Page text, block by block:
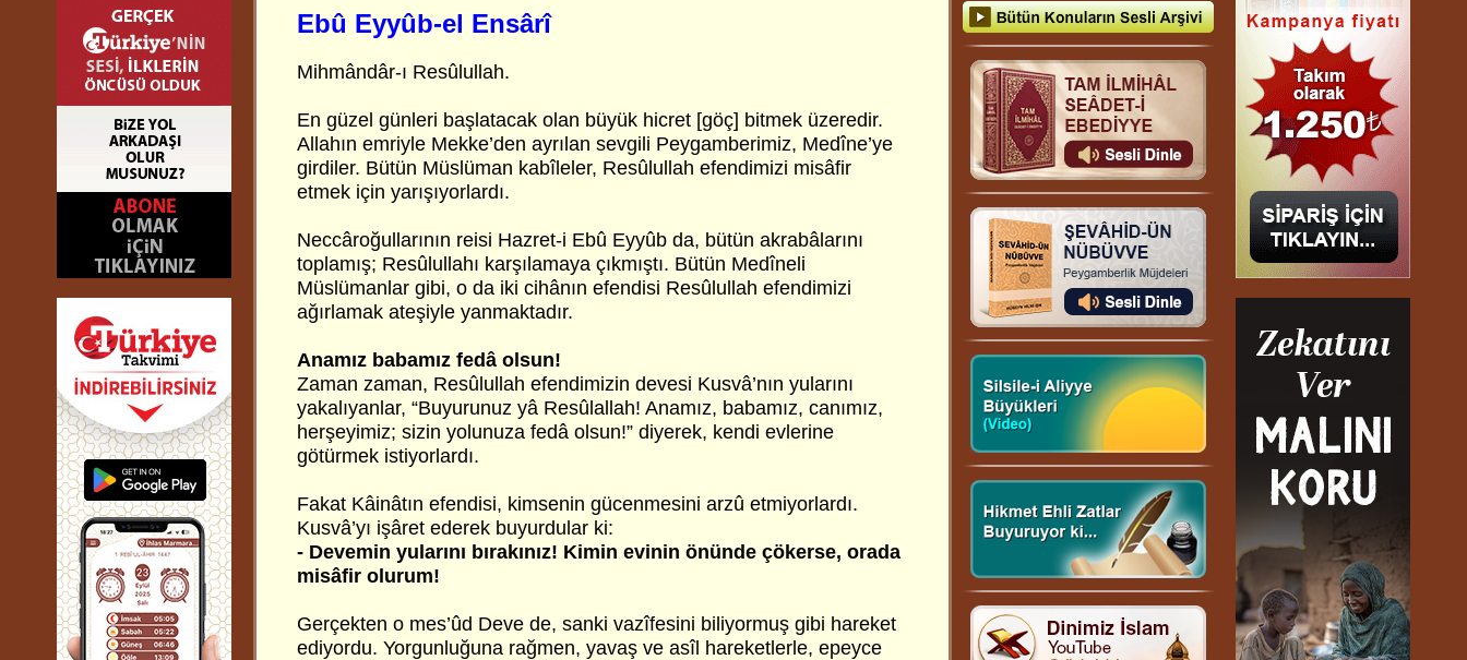
Ebû Eyyûb-el Ensârî
Mihmândâr-ı Resûlullah.
En güzel günleri başlatacak olan büyük hicret [göç] bitmek üzeredir.
Allahın emriyle Mekke’den ayrılan sevgili Peygamberimiz, Medîne’ye
girdiler. Bütün Müslüman kabîleler, Resûlullah efendimizi misâfir
etmek için yarışıyorlardı.
Neccâroğullarının reisi Hazret-i Ebû Eyyûb da, bütün akrabâlarını
toplamış; Resûlullahı karşılamaya çıkmıştı. Bütün Medîneli
Müslümanlar gibi, o da iki cihânın efendisi Resûlullah efendimizi
ağırlamak ateşiyle yanmaktadır.
Anamız babamız fedâ olsun!
Zaman zaman, Resûlullah efendimizin devesi Kusvâ’nın yularını
yakalıyanlar, “Buyurunuz yâ Resûlallah! Anamız, babamız, canımız,
herşeyimiz; sizin yolunuza fedâ olsun!” diyerek, kendi evlerine
götürmek istiyorlardı.
Fakat Kâinâtın efendisi, kimsenin gücenmesini arzû etmiyorlardı.
Kusvâ’yı işâret ederek buyurdular ki:
- Devemin yularını bırakınız! Kimin evinin önünde çökerse, orada
misâfir olurum!
Gerçekten o mes’ûd Deve de, sanki vazîfesini biliyormuş gibi hareket
ediyordu. Yorgunluğuna rağmen, yavaş ve asîl hareketlerle, epeyce